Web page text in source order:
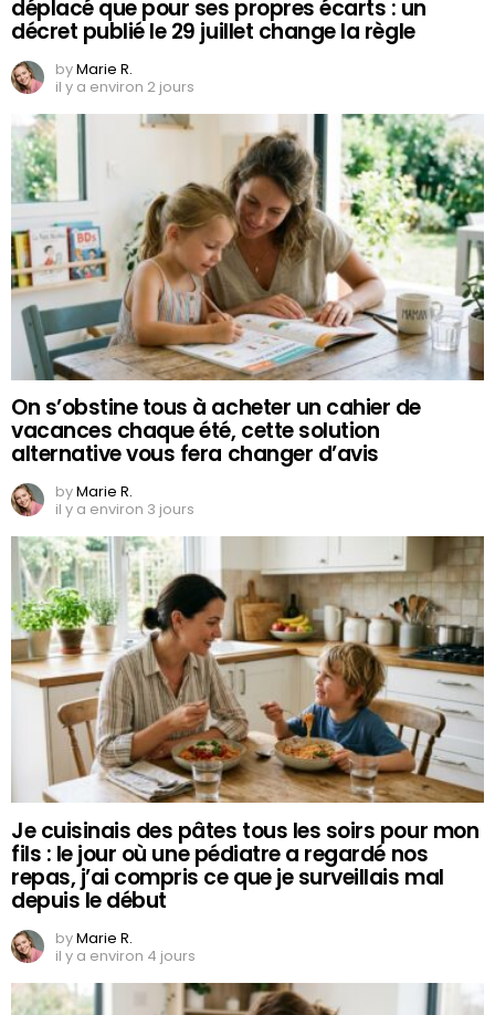
déplacé que pour ses propres écarts : un
décret publié le 29 juillet change la règle
byMarie R.
il y a environ 2 jours
On s’obstine tous à acheter un cahier de
vacances chaque été, cette solution
alternative vous fera changer d’avis
byMarie R.
il y a environ 3 jours
Je cuisinais des pâtes tous les soirs pour mon
fils : le jour où une pédiatre a regardé nos
repas, j’ai compris ce que je surveillais mal
depuis le début
byMarie R.
il y a environ 4 jours